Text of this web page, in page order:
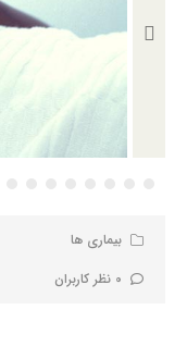
بیماری ها
0 نظر کاربران